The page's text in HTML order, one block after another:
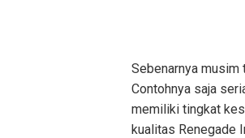
Sebenarnya musim
Contohnya saja
memiliki tingkat
kualitas Renegade